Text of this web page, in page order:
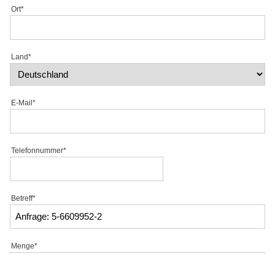
Ort*
Land*
E-Mail*
Telefonnummer*
Betreff*
Menge*